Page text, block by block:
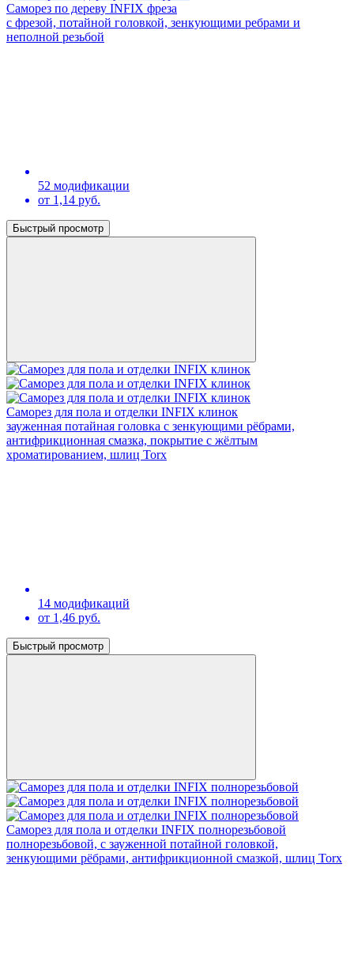
Саморез по дереву INFIX фреза
с фрезой, потайной головкой, зенкующими ребрами и
неполной резьбой
52 модификации
от 1,14 руб.
Быстрый просмотр
Саморез для пола и отделки INFIX клинок
зауженная потайная головка с зенкующими рёбрами,
антифрикционная смазка, покрытие с жёлтым
хроматированием, шлиц Torx
14 модификаций
от 1,46 руб.
Быстрый просмотр
Саморез для пола и отделки INFIX полнорезьбовой
полнорезьбовой, с зауженной потайной головкой,
зенкующими рёбрами, антифрикционной смазкой, шлиц Torx